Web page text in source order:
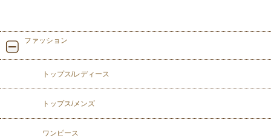
ファッション
トップス/レディース
トップス/メンズ
ワンピース